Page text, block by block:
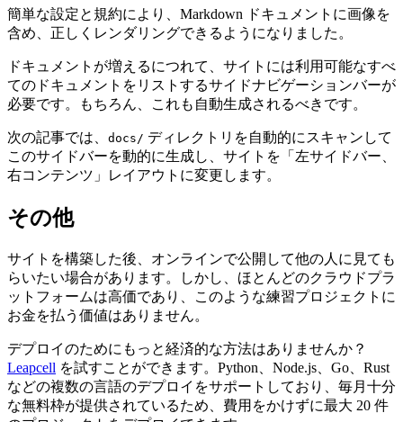
簡単な設定と規約により、Markdown ドキュメントに画像を
含め、正しくレンダリングできるようになりました。
ドキュメントが増えるにつれて、サイトには利用可能なすべ
てのドキュメントをリストするサイドナビゲーションバーが
必要です。もちろん、これも自動生成されるべきです。
次の記事では、 docs/ ディレクトリを自動的にスキャンして
このサイドバーを動的に生成し、サイトを「左サイドバー、
右コンテンツ」レイアウトに変更します。
その他
サイトを構築した後、オンラインで公開して他の人に見ても
らいたい場合があります。しかし、ほとんどのクラウドプラ
ットフォームは高価であり、このような練習プロジェクトに
お金を払う価値はありません。
デプロイのためにもっと経済的な方法はありませんか？
Leapcell を試すことができます。Python、Node.js、Go、Rust
などの複数の言語のデプロイをサポートしており、毎月十分
な無料枠が提供されているため、費用をかけずに最大 20 件